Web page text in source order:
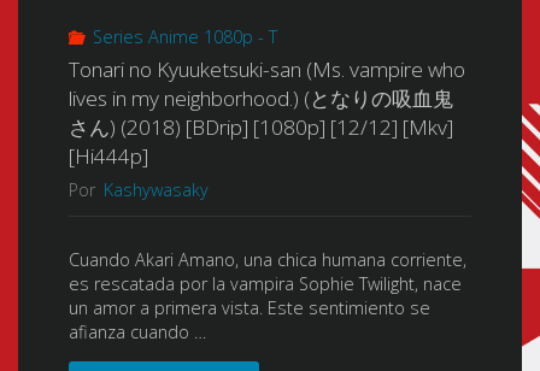
Series Anime 1080p - T
Tonari no Kyuuketsuki-san (Ms. vampire who
lives in my neighborhood.) (となりの吸血鬼
さん) (2018) [BDrip] [1080p] [12/12] [Mkv]
[Hi444p]
Por Kashywasaky
Cuando Akari Amano, una chica humana corriente,
es rescatada por la vampira Sophie Twilight, nace
un amor a primera vista. Este sentimiento se
afianza cuando …